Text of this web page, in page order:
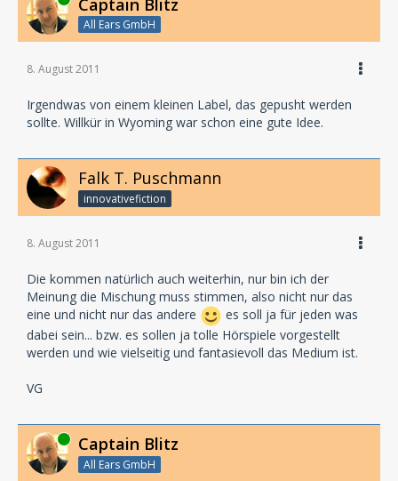
All Ears GmbH
8. August 2011
Irgendwas von einem kleinen Label, das gepusht werden
sollte. Willkür in Wyoming war schon eine gute Idee.
Falk T. Puschmann
innovativefiction
8. August 2011
Die kommen natürlich auch weiterhin, nur bin ich der
Meinung die Mischung muss stimmen, also nicht nur das
eine und nicht nur das andere
es soll ja für jeden was
dabei sein... bzw. es sollen ja tolle Hörspiele vorgestellt
werden und wie vielseitig und fantasievoll das Medium ist.
VG
Online Captain Blitz
All Ears GmbH